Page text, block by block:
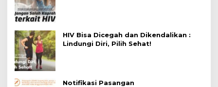
HIV Bisa Dicegah dan Dikendalikan :
Lindungi Diri, Pilih Sehat!
Notifikasi Pasangan